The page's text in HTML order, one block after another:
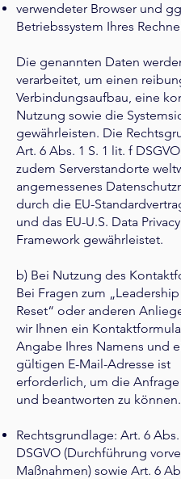
verwendeter Browser und
Betriebssystem Ihres
Die genannten Daten
verarbeitet, um einen
Verbindungsaufbau, eine
Nutzung sowie die
gewährleisten. Die
Art. 6 Abs. 1 S. 1 lit. f
zudem Serverstandorte
angemessenes
durch die EU-
und das EU-U.S. Data Privacy
Framework gewährleistet.
b) Bei Nutzung des
Bei Fragen zum
Reset“ oder anderen
wir Ihnen ein
Angabe Ihres Namens und
gültigen E-Mail-Adresse ist
erforderlich, um die
und beantworten zu können.
Rechtsgrundlage: Art. 6
DSGVO (Durchführung
Maßnahmen) sowie Art. 6